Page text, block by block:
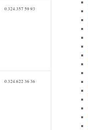
0.324.357 59 93
0.324.622 36 36